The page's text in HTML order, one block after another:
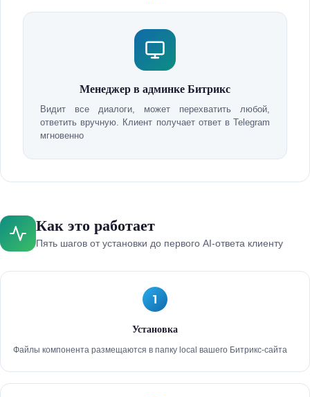
Менеджер в админке Битрикс
Видит все диалоги, может перехватить любой,
ответить вручную. Клиент получает ответ в Telegram
мгновенно
Как это работает
Пять шагов от установки до первого AI-ответа клиенту
1
Установка
Файлы компонента размещаются в папку local вашего Битрикс-сайта